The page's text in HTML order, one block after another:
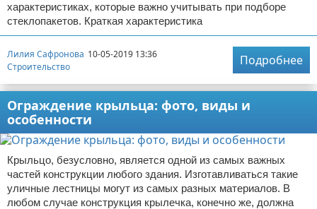
характеристиках, которые важно учитывать при подборе
стеклопакетов. Краткая характеристика
Лилия Сафронова 10-05-2019 13:36
Строительство
Подробнее
Ограждение крыльца: фото, виды и
особенности
Крыльцо, безусловно, является одной из самых важных
частей конструкции любого здания. Изготавливаться такие
уличные лестницы могут из самых разных материалов. В
любом случае конструкция крылечка, конечно же, должна